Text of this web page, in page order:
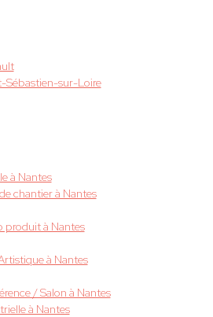
Sébastien-sur-Loire
à Nantes
chantier à Nantes
produit à Nantes
à Nantes
/ Salon à Nantes
à Nantes